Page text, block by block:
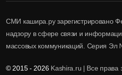
СМИ кашира.ру зарегистрировано
надзору в сфере связи и
массовых коммуникаций. Серия Эл
© 2015 - 2026Kashira.ru | Все